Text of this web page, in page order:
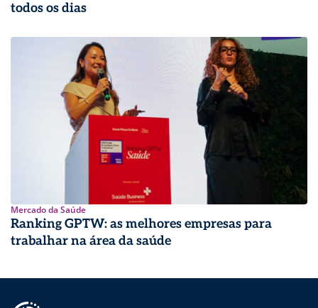
todos os dias
Mercado da Saúde
Ranking GPTW: as melhores empresas para
trabalhar na área da saúde